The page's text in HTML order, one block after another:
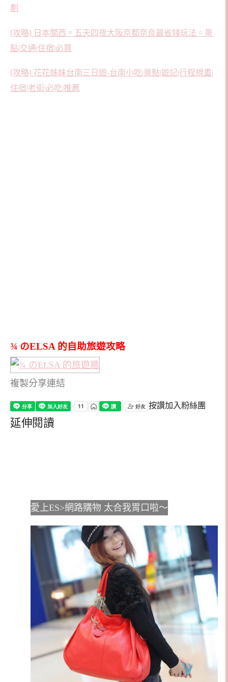
劃
[攻略] 日本關西。五天四夜大阪京都奈良最省錢玩法。景
點|交通|住宿|必買
[攻略] 花花姊妹台南三日遊-台南小吃|景點|遊記|行程規畫|
住宿|老街|必吃|推薦
¾ のELSA 的自助旅遊攻略
複製分享連結
按讚加入粉絲團
延伸閱讀
愛上ES>網路購物 太合我胃口啦～